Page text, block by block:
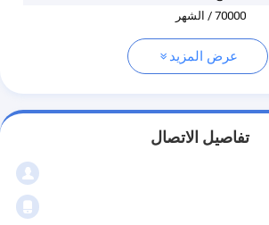
70000 / الشهر
عرض المزيد
تفاصيل الاتصال